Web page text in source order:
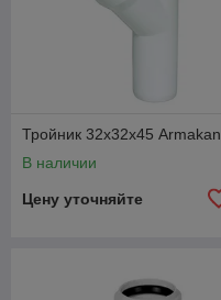
Тройник 32х32х45 Armakan
В наличии
Цену уточняйте